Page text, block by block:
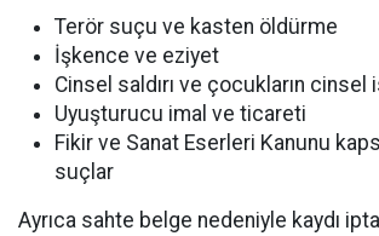
Terör suçu ve kasten öldürme
İşkence ve eziyet
Cinsel saldırı ve çocukların cinsel
Uyuşturucu imal ve ticareti
Fikir ve Sanat Eserleri Kanunu
suçlar
Ayrıca sahte belge nedeniyle kaydı